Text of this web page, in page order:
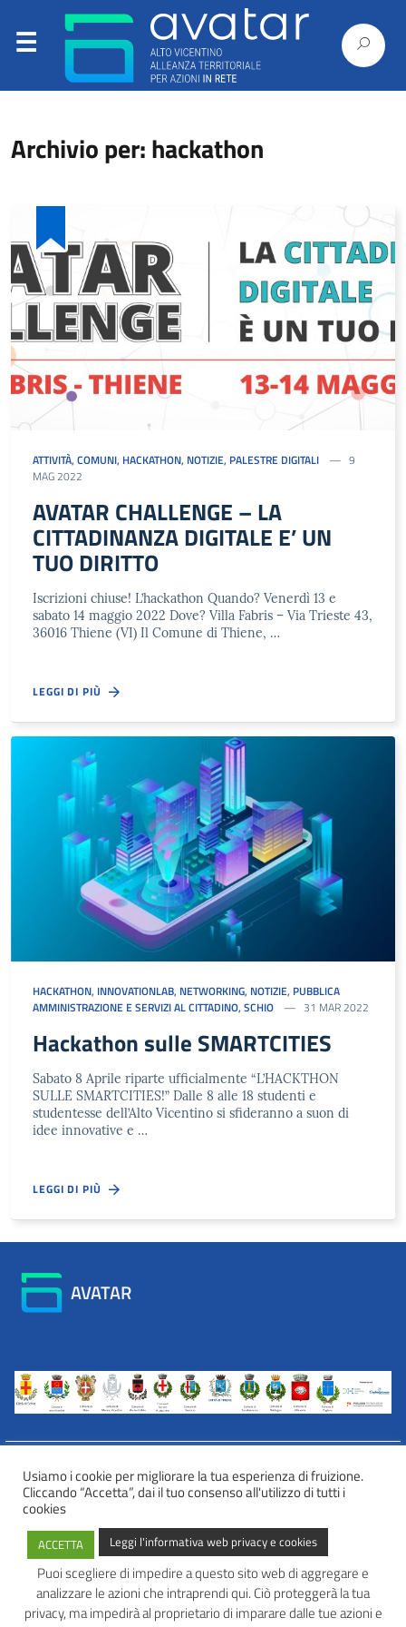
Archivio per: hackathon
ATTIVITÀ, COMUNI, HACKATHON, NOTIZIE, PALESTRE DIGITALI
9
MAG 2022
AVATAR CHALLENGE – LA
CITTADINANZA DIGITALE E’ UN
TUO DIRITTO
Iscrizioni chiuse! L’hackathon Quando? Venerdì 13 e
sabato 14 maggio 2022 Dove? Villa Fabris – Via Trieste 43,
36016 Thiene (VI) Il Comune di Thiene, …
LEGGI DI PIÙ
HACKATHON, INNOVATIONLAB, NETWORKING, NOTIZIE, PUBBLICA
AMMINISTRAZIONE E SERVIZI AL CITTADINO, SCHIO 31 MAR 2022
Hackathon sulle SMARTCITIES
Sabato 8 Aprile riparte ufficialmente “L’HACKTHON
SULLE SMARTCITIES!” Dalle 8 alle 18 studenti e
studentesse dell’Alto Vicentino si sfideranno a suon di
idee innovative e …
LEGGI DI PIÙ
AVATAR
INFORMATIVA WEB PRIVACY E COOKIES
Privacy e cookies
Informazioni sulla privacy
Comunicazioni e modalità trasparenti per l’esercizio dei diritti
dell’interessato
AVATAR – Alleanza Territoriale per Azioni in Rete
Usiamo i cookie per migliorare la tua esperienza di fruizione.
Cliccando “Accetta”, dai il tuo consenso all'utilizzo di tutti i
cookies
ACCETTA Leggi l'informativa web privacy e cookies
Puoi scegliere di impedire a questo sito web di aggregare e
analizzare le azioni che intraprendi qui. Ciò proteggerà la tua
privacy, ma impedirà al proprietario di imparare dalle tue azioni e